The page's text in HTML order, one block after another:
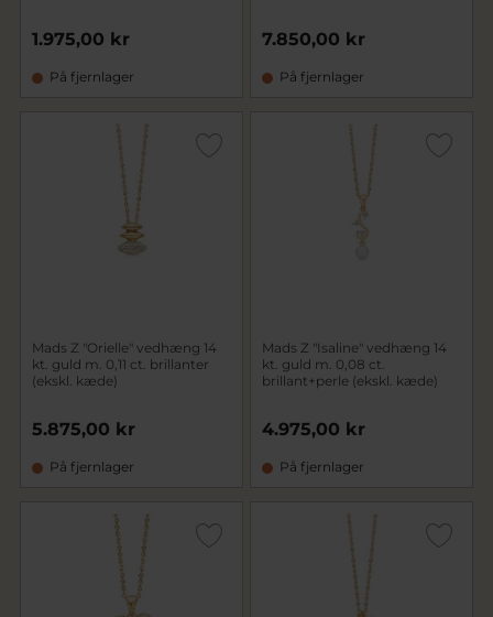
1.975,00 kr
På fjernlager
7.850,00 kr
På fjernlager
Mads Z "Orielle" vedhæng 14
kt. guld m. 0,11 ct. brillanter
(ekskl. kæde)
5.875,00 kr
På fjernlager
Mads Z "Isaline" vedhæng 14
kt. guld m. 0,08 ct.
brillant+perle (ekskl. kæde)
4.975,00 kr
På fjernlager